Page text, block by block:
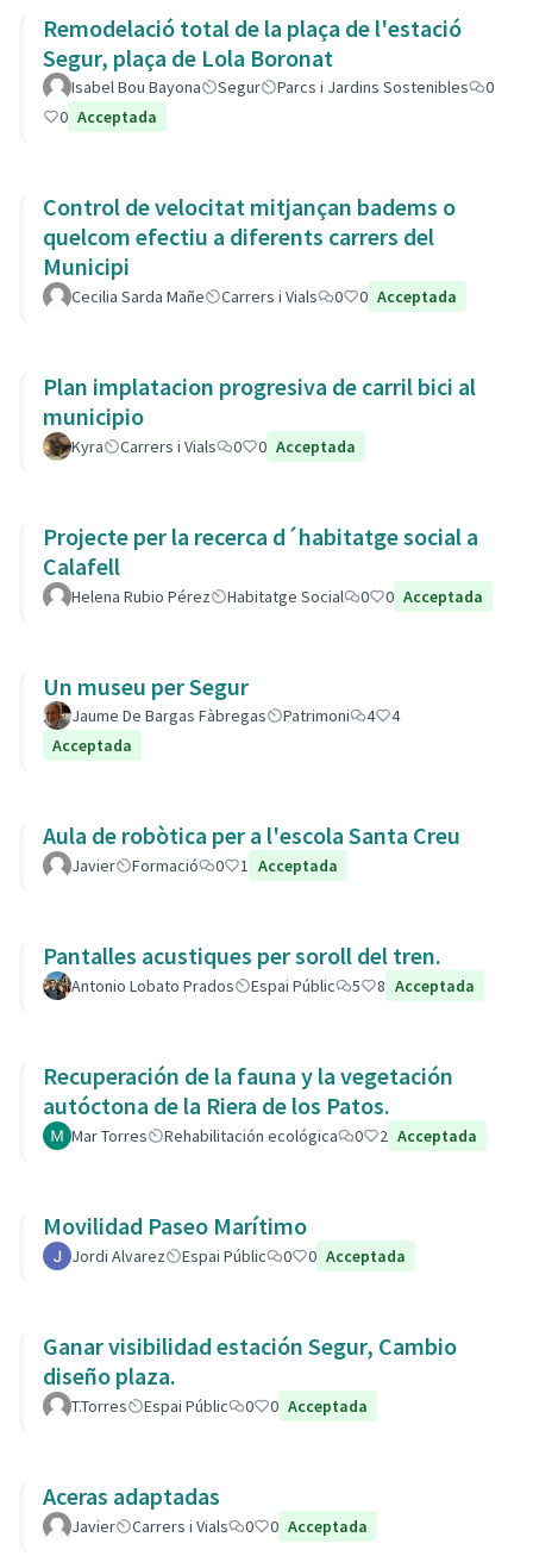
Remodelació total de la plaça de l'estació
Segur, plaça de Lola Boronat
Isabel Bou Bayona Segur Parcs i Jardins Sostenibles
0
0 Acceptada
Control de velocitat mitjançan badems o
quelcom efectiu a diferents carrers del
Municipi
Cecilia Sarda Mañe Carrers i Vials 0 0 Acceptada
Plan implatacion progresiva de carril bici al
municipio
Kyra Carrers i Vials 0 0 Acceptada
Projecte per la recerca d´habitatge social a
Calafell
Helena Rubio Pérez Habitatge Social 0 0 Acceptada
Un museu per Segur
Jaume De Bargas Fàbregas Patrimoni 4
4
Acceptada
Aula de robòtica per a l'escola Santa Creu
Javier Formació 0 1 Acceptada
Pantalles acustiques per soroll del tren.
Antonio Lobato Prados Espai Públic 5 8 Acceptada
Recuperación de la fauna y la vegetación
autóctona de la Riera de los Patos.
Mar Torres Rehabilitación ecológica 0 2 Acceptada
Movilidad Paseo Marítimo
Jordi Alvarez Espai Públic 0 0 Acceptada
Ganar visibilidad estación Segur, Cambio
diseño plaza.
T.Torres Espai Públic 0 0 Acceptada
Aceras adaptadas
Javier Carrers i Vials 0 0 Acceptada